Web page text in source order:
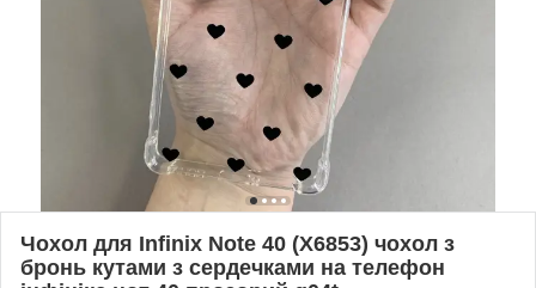
Чохол для Infinix Note 40 (X6853) чохол з
бронь кутами з сердечками на телефон